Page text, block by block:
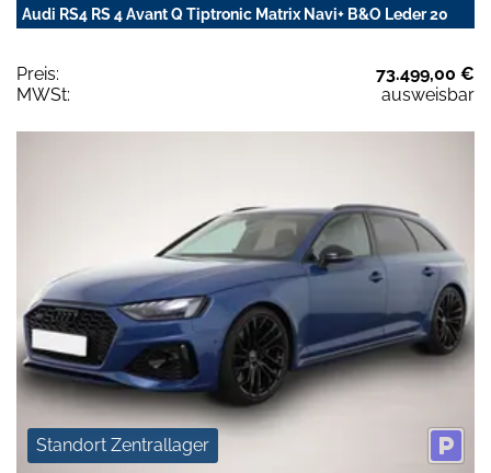
Audi RS4 RS 4 Avant Q Tiptronic Matrix Navi+ B&O Leder 20
Preis:
73.499,00 €
MWSt:
ausweisbar
Standort Zentrallager